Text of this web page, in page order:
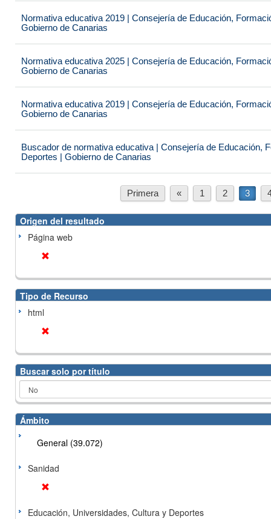
Normativa educativa 2019 | Consejería de Educación,
Gobierno de Canarias
Normativa educativa 2025 | Consejería de Educación,
Gobierno de Canarias
Normativa educativa 2019 | Consejería de Educación,
Gobierno de Canarias
Buscador de normativa educativa | Consejería de Educación,
Deportes | Gobierno de Canarias
Primera « 1 2 3
Origen del resultado
Página web
Tipo de Recurso
html
Buscar solo por título
Ámbito
General (39.072)
Sanidad
Educación, Universidades, Cultura y Deportes